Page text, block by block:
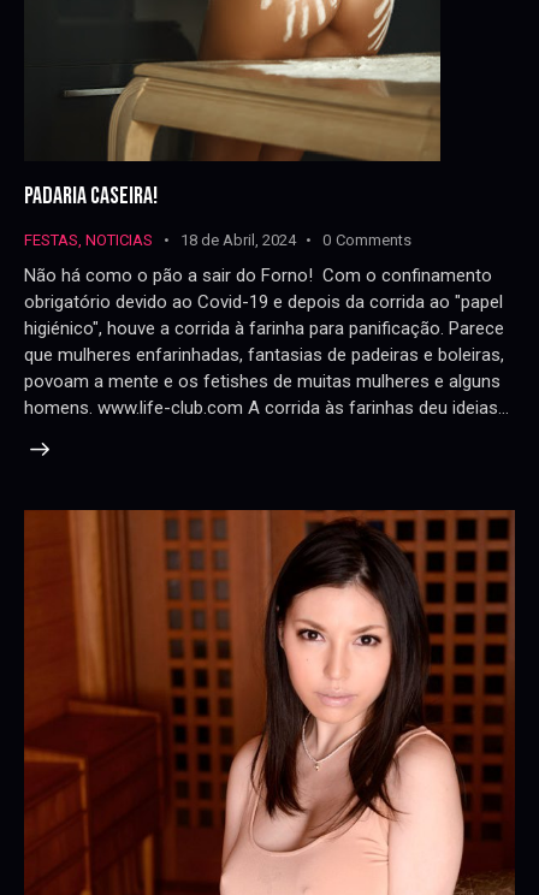
PADARIA CASEIRA!
FESTAS NOTICIAS 18 de Abril, 2024 0 Comments
Não há como o pão a sair do Forno! Com o confinamento
obrigatório devido ao Covid-19 e depois da corrida ao "papel
higiénico", houve a corrida à farinha para panificação. Parece
que mulheres enfarinhadas, fantasias de padeiras e boleiras,
povoam a mente e os fetishes de muitas mulheres e alguns
homens. www.life-club.com A corrida às farinhas deu ideias…